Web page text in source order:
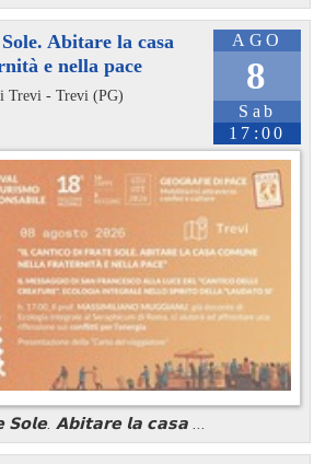
AGO
8
Sab
17:00
Abitare la casa
e nella pace
Trevi - Trevi (PG)
𝗦𝗼𝗹𝗲. 𝗔𝗯𝗶𝘁𝗮𝗿𝗲 𝗹𝗮 𝗰𝗮𝘀𝗮 ...